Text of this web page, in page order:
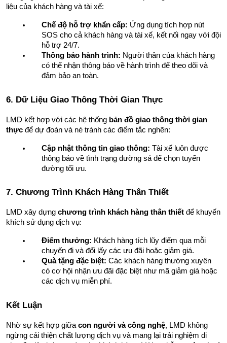
liệu của khách hàng và tài xế:
Chế độ hỗ trợ khẩn cấp: Ứng dụng tích hợp nút
SOS cho cả khách hàng và tài xế, kết nối ngay với đội
hỗ trợ 24/7.
Thông báo hành trình: Người thân của khách hàng
có thể nhận thông báo về hành trình để theo dõi và
đảm bảo an toàn.
6. Dữ Liệu Giao Thông Thời Gian Thực
LMD kết hợp với các hệ thống bản đồ giao thông thời gian
thực để dự đoán và né tránh các điểm tắc nghẽn:
Cập nhật thông tin giao thông: Tài xế luôn được
thông báo về tình trạng đường sá để chọn tuyến
đường tối ưu.
7. Chương Trình Khách Hàng Thân Thiết
LMD xây dựng chương trình khách hàng thân thiết để khuyến
khích sử dụng dịch vụ:
Điểm thưởng: Khách hàng tích lũy điểm qua mỗi
chuyến đi và đổi lấy các ưu đãi hoặc giảm giá.
Quà tặng đặc biệt: Các khách hàng thường xuyên
có cơ hội nhận ưu đãi đặc biệt như mã giảm giá hoặc
các dịch vụ miễn phí.
Kết Luận
Nhờ sự kết hợp giữa con người và công nghệ, LMD không
ngừng cải thiện chất lượng dịch vụ và mang lại trải nghiệm di